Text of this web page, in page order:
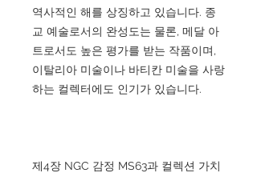
역사적인 해를 상징하고 있습니다. 종
교 예술로서의 완성도는 물론, 메달 아
트로서도 높은 평가를 받는 작품이며,
이탈리아 미술이나 바티칸 미술을 사랑
하는 컬렉터에도 인기가 있습니다.
제4장 NGC 감정 MS63과 컬렉션 가치